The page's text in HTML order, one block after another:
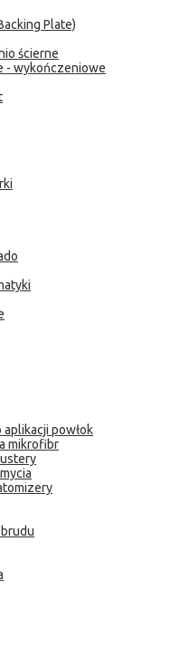
Plate)
ścierne
- wykończeniowe
powłok
mikrofibr